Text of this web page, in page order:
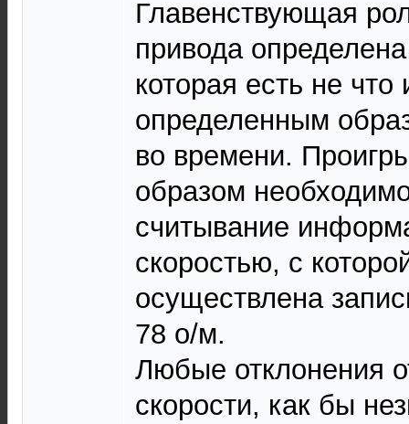
Главенствующая
привода
которая есть не что
определенным
во времени.
образом
считывание
скоростью, с
осуществлена
78 о/м.
Любые отклонения
скорости, как бы